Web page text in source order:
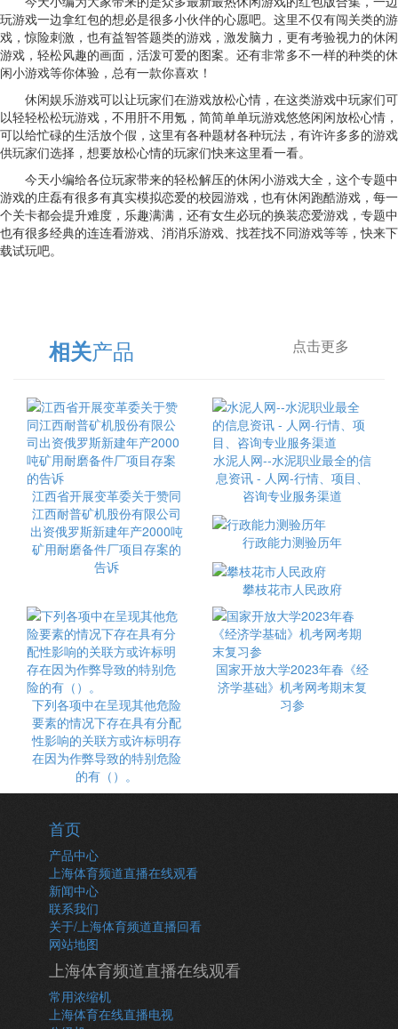
玩游戏一边拿红包的想必是很多小伙伴的心愿吧。这里不仅有闯关类的游
戏，惊险刺激，也有益智答题类的游戏，激发脑力，更有考验视力的休闲
游戏，轻松风趣的画面，活泼可爱的图案。还有非常多不一样的种类的休
闲小游戏等你体验，总有一款你喜欢！
休闲娱乐游戏可以让玩家们在游戏放松心情，在这类游戏中玩家们可
以轻轻松松玩游戏，不用肝不用氪，简简单单玩游戏悠悠闲闲放松心情，
可以给忙碌的生活放个假，这里有各种题材各种玩法，有许许多多的游戏
供玩家们选择，想要放松心情的玩家们快来这里看一看。
今天小编给各位玩家带来的轻松解压的休闲小游戏大全，这个专题中
游戏的庄磊有很多有真实模拟恋爱的校园游戏，也有休闲跑酷游戏，每一
个关卡都会提升难度，乐趣满满，还有女生必玩的换装恋爱游戏，专题中
也有很多经典的连连看游戏、消消乐游戏、找茬找不同游戏等等，快来下
载试玩吧。
相关产品 点击更多
江西省开展变革委关于赞同
江西耐普矿机股份有限公司
出资俄罗斯新建年产2000吨
矿用耐磨备件厂项目存案的
告诉
水泥人网--水泥职业最全的信
息资讯 - 人网-行情、项目、
咨询专业服务渠道
行政能力测验历年
攀枝花市人民政府
下列各项中在呈现其他危险
要素的情况下存在具有分配
性影响的关联方或许标明存
在因为作弊导致的特别危险
的有（）。
国家开放大学2023年春《经
济学基础》机考网考期末复
习参
首页
产品中心
上海体育频道直播在线观看
新闻中心
联系我们
关于/上海体育频道直播回看
网站地图
上海体育频道直播在线观看
常用浓缩机
上海体育在线直播电视